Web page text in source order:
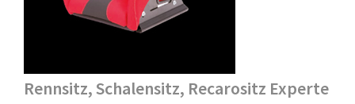
Rennsitz, Schalensitz, Recarositz Experte